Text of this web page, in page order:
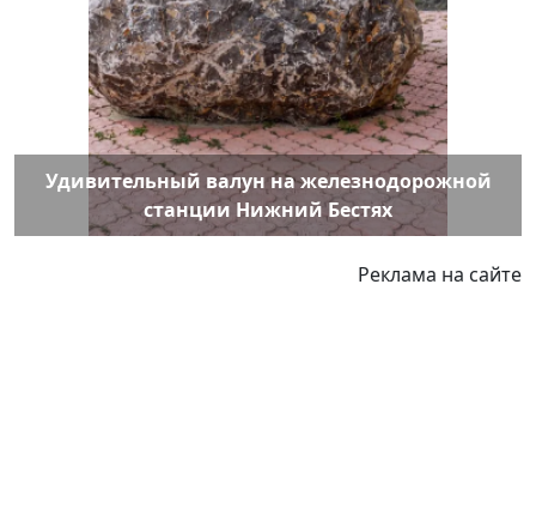
Удивительный валун на железнодорожной
станции Нижний Бестях
Реклама на сайте